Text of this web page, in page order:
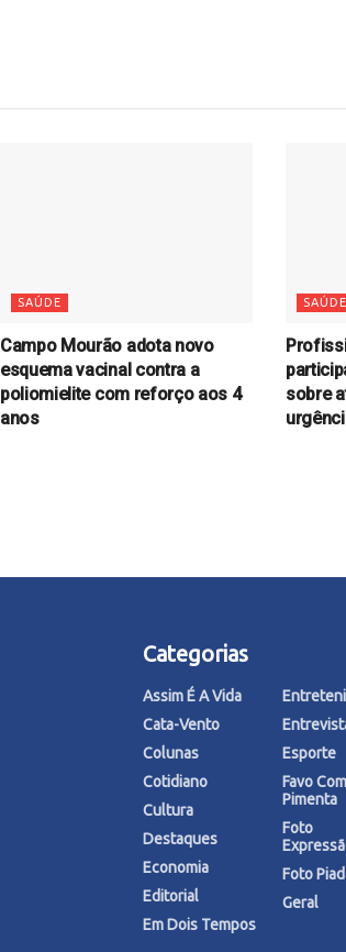
SAÚDE
Campo Mourão adota novo
esquema vacinal contra a
poliomielite com reforço aos 4
anos
SAÚDE
sobre
Categorias
Assim É A Vida
Cata-Vento
Colunas
Cotidiano
Cultura
Destaques
Economia
Editorial
Em Dois Tempos
Esporte
Favo Com
Pimenta
Foto
Foto
Geral